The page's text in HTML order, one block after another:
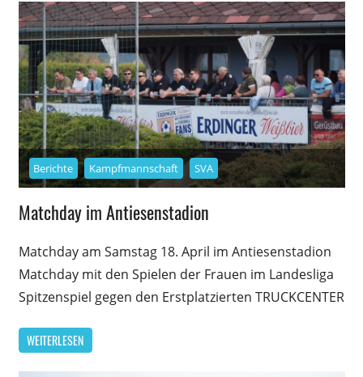
Berichte Kampfmannschaft SVA
Matchday im Antiesenstadion
Matchday am Samstag 18. April im Antiesenstadion
Matchday mit den Spielen der Frauen im Landesliga
Spitzenspiel gegen den Erstplatzierten TRUCKCENTER
WEITERLESEN